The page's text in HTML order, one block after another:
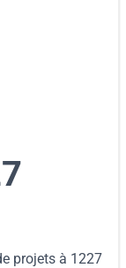
projets à 1227